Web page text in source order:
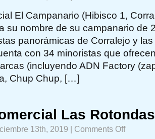
Campanario
El Campanario (Hibisco 1,
su nombre de su campanario de
panorámicas de Corralejo y
con 34 minoristas que
(incluyendo ADN Factory
Chup Chup, […]
Las Rotondas
13th, 2019 | Comments Offon